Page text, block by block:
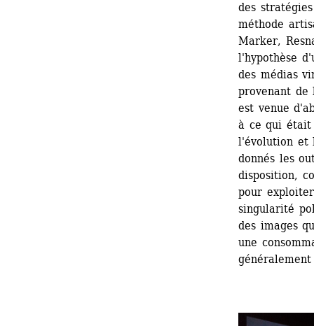
des
méthode
Marker,
l'hypothèse
des médias
provenant de
est venue
à ce qui était
l'évolution et
donnés les
disposition,
pour
singularité
des images
une